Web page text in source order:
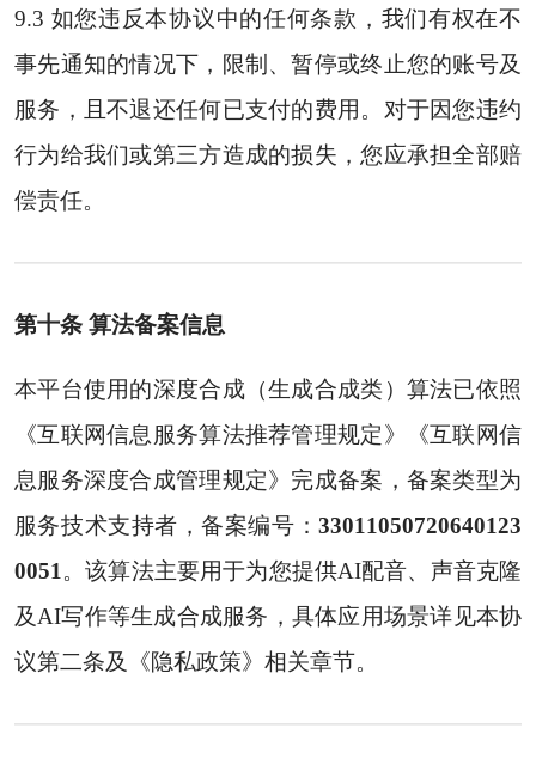
9.3 如您违反本协议中的任何条款，我们有权在不
事先通知的情况下，限制、暂停或终止您的账号及
服务，且不退还任何已支付的费用。对于因您违约
行为给我们或第三方造成的损失，您应承担全部赔
偿责任。
第十条 算法备案信息
本平台使用的深度合成（生成合成类）算法已依照
《互联网信息服务算法推荐管理规定》《互联网信
息服务深度合成管理规定》完成备案，备案类型为
服务技术支持者，备案编号：33011050720640123
0051 。该算法主要用于为您提供AI配音、声音克隆
及AI写作等生成合成服务，具体应用场景详见本协
议第二条及《隐私政策》相关章节。